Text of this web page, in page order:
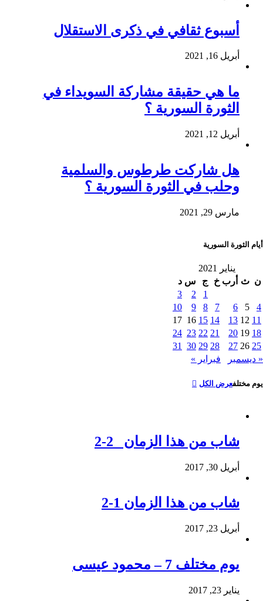
أسبوع ثقافي في ذكرى الاستقلال
أبريل 16, 2021
ما هي حقيقة مشاركة السويداء في
الثورة السورية ؟
أبريل 12, 2021
هل شاركت طرطوس والسلمية
وحلب في الثورة السورية ؟
مارس 29, 2021
أيام الثورة السورية
يناير 2021
ن ث أرب خ ج س د
1
2
3
4
5
6
7
8
9
10
11
12
13
14
15
16
17
18
19
20
21
22
23
24
25
26
27
28
29
30
31
« ديسمبر
فبراير »
يوم مختلفعرض الكل
شاب من هذا الزمان 2-2
أبريل 30, 2017
شاب من هذا الزمان 1-2
أبريل 23, 2017
يوم مختلف 7 – محمود عيسى
يناير 23, 2017